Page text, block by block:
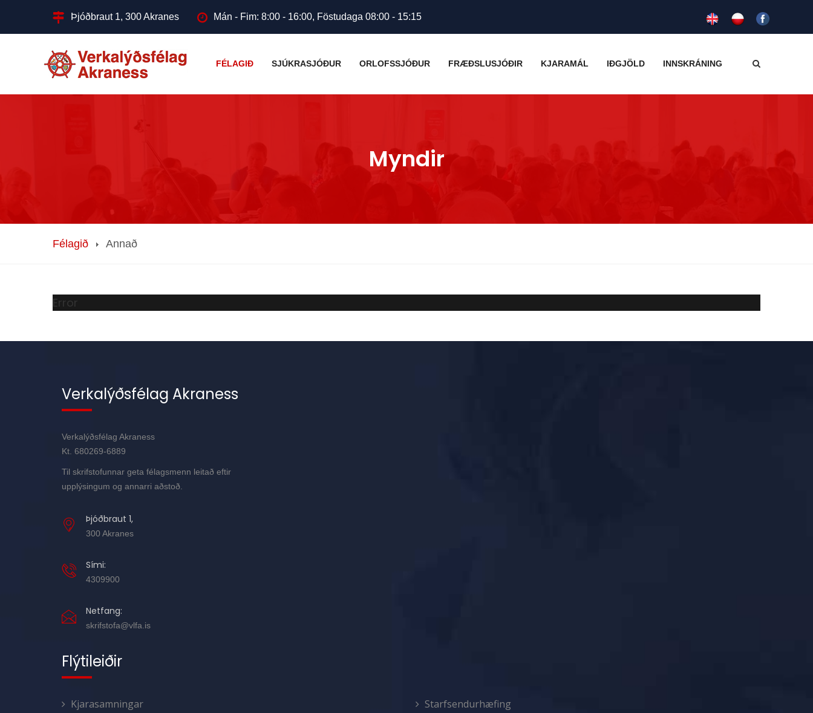
Þjóðbraut 1, 300 Akranes Mán - Fim: 8:00 - 16:00, Föstudaga 08:00 - 15:15
FÉLAGIÐ SJÚKRASJÓÐUR ORLOFSSJÓÐUR FRÆÐSLUSJÓÐIR KJARAMÁL IÐGJÖLD INNSKRÁNING
Myndir
Félagið Annað
Error
Verkalýðsfélag Akraness
Verkalýðsfélag Akraness
Kt. 680269-6889
Til skrifstofunnar geta félagsmenn leitað eftir
upplýsingum og annarri aðstoð.
Þjóðbraut 1,
300 Akranes
Sími:
4309900
Netfang:
skrifstofa@vlfa.is
Flýtileiðir
Kjarasamningar
Starfsendurhæfing